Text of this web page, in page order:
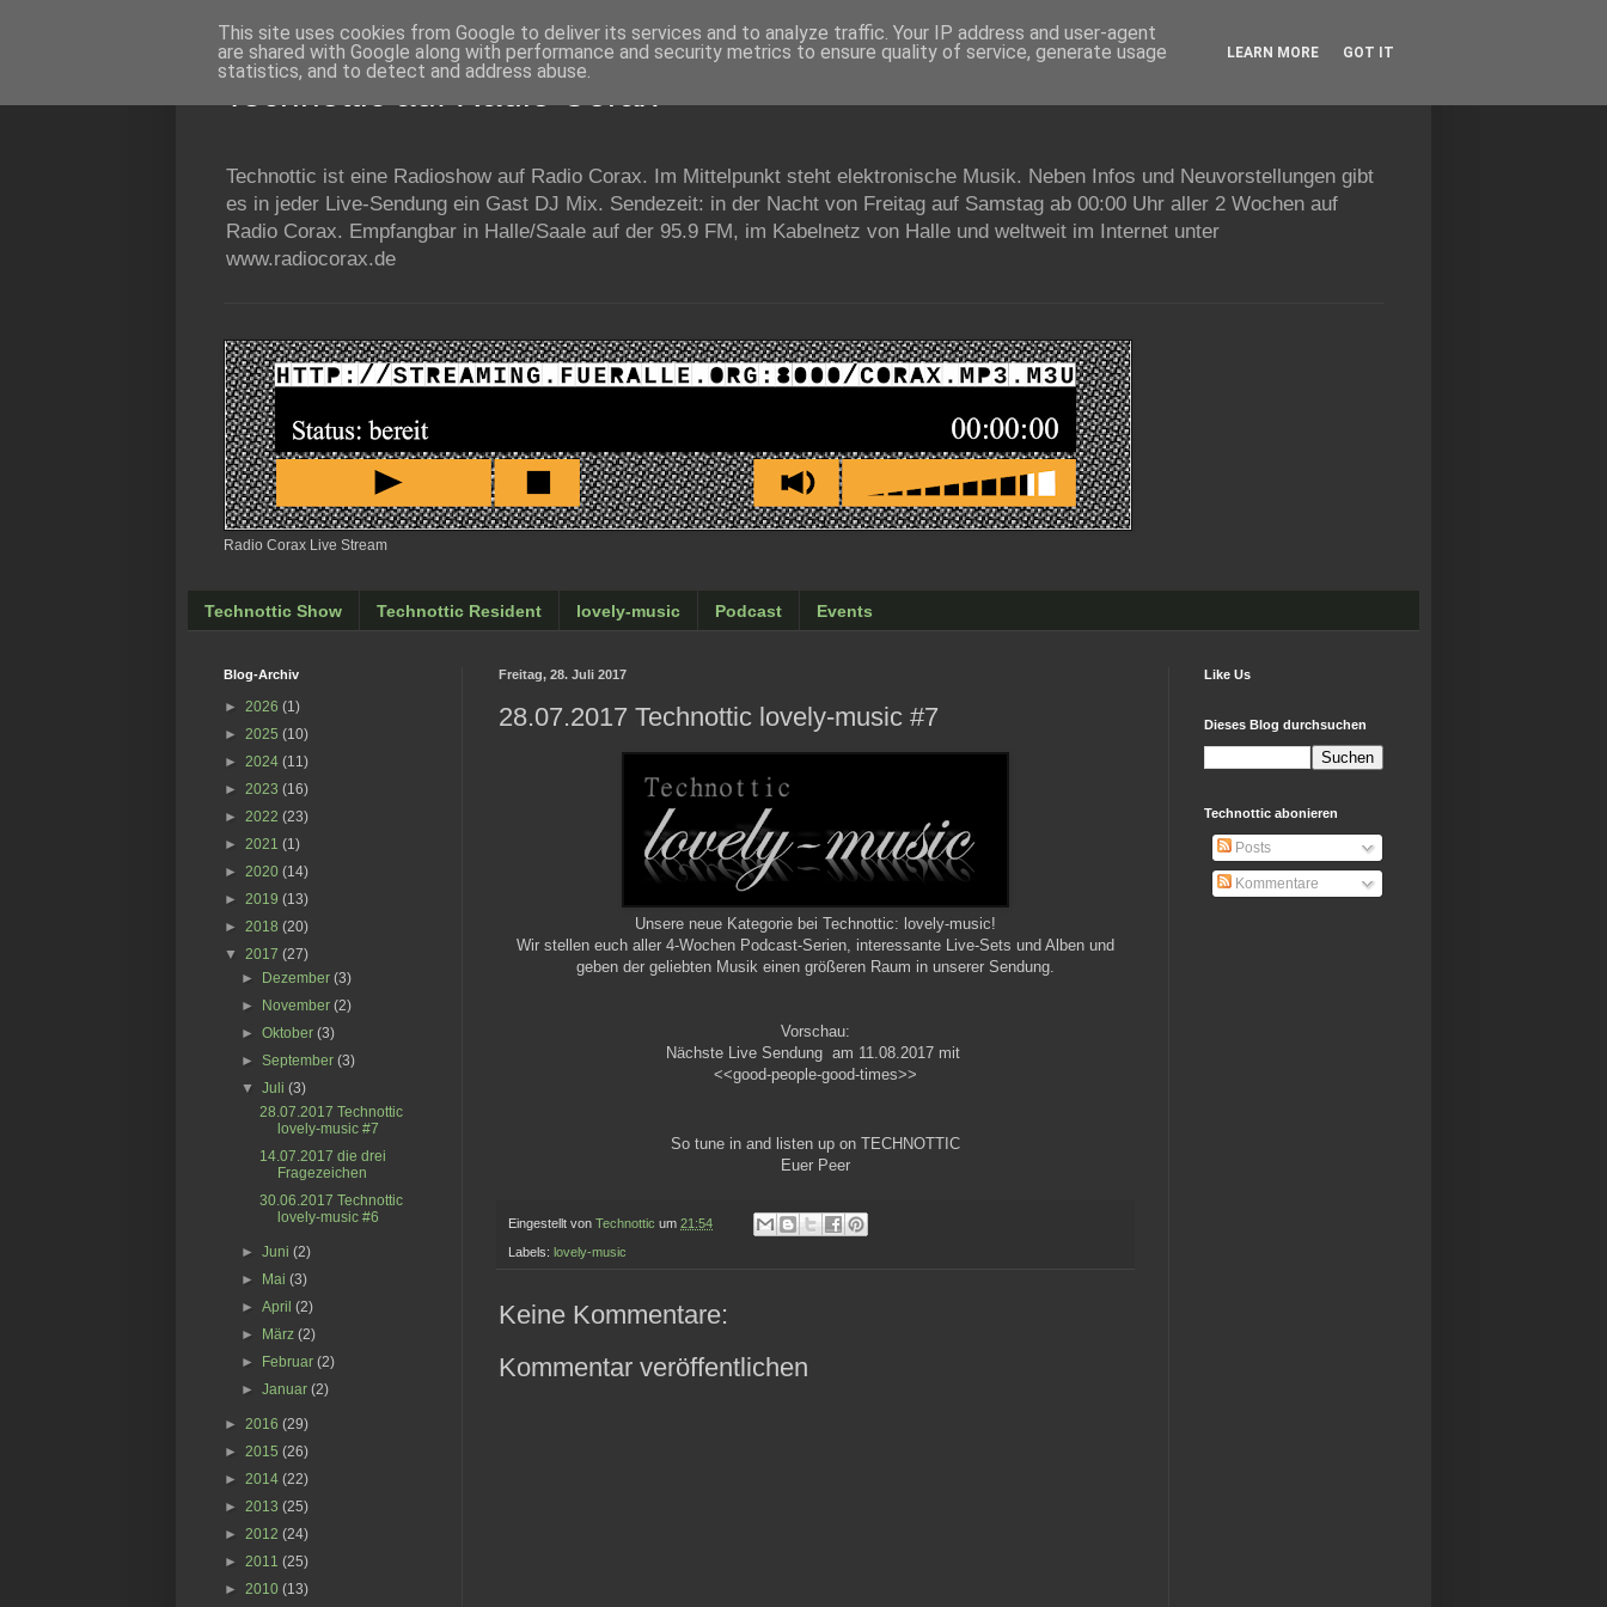
Technottic auf Radio Corax
Technottic ist eine Radioshow auf Radio Corax. Im Mittelpunkt steht elektronische Musik. Neben Infos und Neuvorstellungen gibt
es in jeder Live-Sendung ein Gast DJ Mix. Sendezeit: in der Nacht von Freitag auf Samstag ab 00:00 Uhr aller 2 Wochen auf
Radio Corax. Empfangbar in Halle/Saale auf der 95.9 FM, im Kabelnetz von Halle und weltweit im Internet unter
www.radiocorax.de
Radio Corax Live Stream
Technottic Show Technottic Resident lovely-music Podcast Events
Freitag, 28. Juli 2017
28.07.2017 Technottic lovely-music #7
Unsere neue Kategorie bei Technottic: lovely-music!
Wir stellen euch aller 4-Wochen Podcast-Serien, interessante Live-Sets und Alben und
geben der geliebten Musik einen größeren Raum in unserer Sendung.
Vorschau:
Nächste Live Sendung am 11.08.2017 mit
<<good-people-good-times>>
So tune in and listen up on TECHNOTTIC
Euer Peer
Eingestellt von Technottic um 21:54
Labels: lovely-music
Keine Kommentare:
Kommentar veröffentlichen
Blog-Archiv
► 2026 (1)
► 2025 (10)
► 2024 (11)
► 2023 (16)
► 2022 (23)
► 2021 (1)
► 2020 (14)
► 2019 (13)
► 2018 (20)
▼ 2017 (27)
►
Dezember(3)
►
November(2)
►Oktober(3)
►September(3)
▼Juli(3)
28.07.2017 Technottic
lovely-music #7
14.07.2017 die drei
Fragezeichen
30.06.2017 Technottic
lovely-music #6
►Juni(2)
►
Mai(3)
►April(2)
►
März(2)
►
Februar(2)
►Januar(2)
► 2016 (29)
► 2015 (26)
► 2014 (22)
► 2013 (25)
► 2012 (24)
► 2011 (25)
► 2010 (13)
Like Us
Dieses Blog durchsuchen
Technottic abonieren
Posts
Kommentare
This site uses cookies from Google to deliver its services and to analyze traffic. Your IP address and user-agent
are shared with Google along with performance and security metrics to ensure quality of service, generate usage
statistics, and to detect and address abuse.
LEARN MORE GOT IT